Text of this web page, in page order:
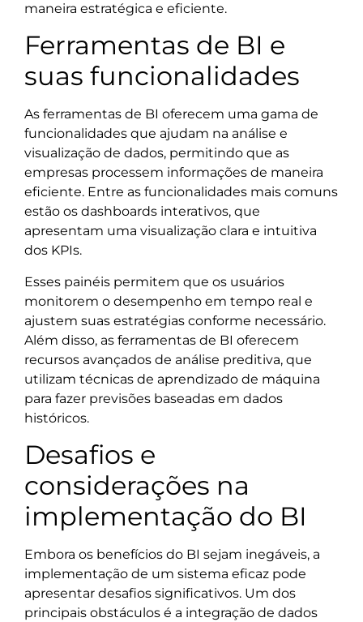
maneira estratégica e eficiente.
Ferramentas de BI e
suas funcionalidades
As ferramentas de BI oferecem uma gama de
funcionalidades que ajudam na análise e
visualização de dados, permitindo que as
empresas processem informações de maneira
eficiente. Entre as funcionalidades mais comuns
estão os dashboards interativos, que
apresentam uma visualização clara e intuitiva
dos KPIs.
Esses painéis permitem que os usuários
monitorem o desempenho em tempo real e
ajustem suas estratégias conforme necessário.
Além disso, as ferramentas de BI oferecem
recursos avançados de análise preditiva, que
utilizam técnicas de aprendizado de máquina
para fazer previsões baseadas em dados
históricos.
Desafios e
considerações na
implementação do BI
Embora os benefícios do BI sejam inegáveis, a
implementação de um sistema eficaz pode
apresentar desafios significativos. Um dos
principais obstáculos é a integração de dados